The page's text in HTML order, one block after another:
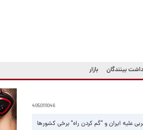
بینندگان بازار
4050111046
علیه ایران و "گم کردن راه" برخی کشورها